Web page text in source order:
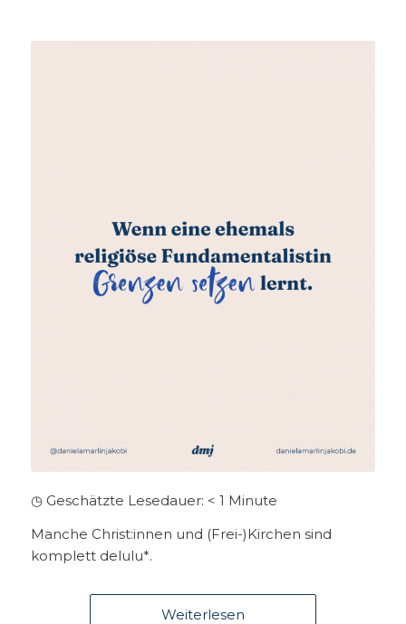
◷ Geschätzte Lesedauer: < 1 Minute
Manche Christ:innen und (Frei-)Kirchen sind
komplett delulu*.
Weiterlesen